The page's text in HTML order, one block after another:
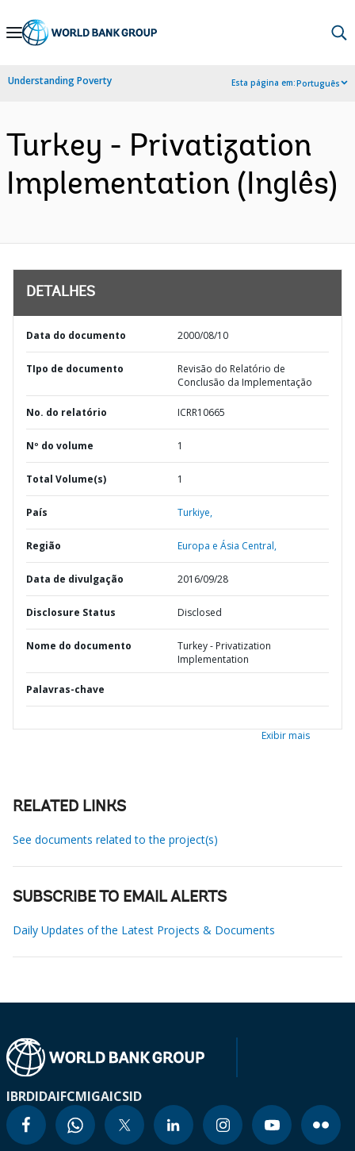
Skip
Navigation
Understanding Poverty Esta página em:Português
Turkey - Privatization
Implementation (Inglês)
DETALHES
Data do documento 2000/08/10
TIpo de documento
Revisão do Relatório de
Conclusão da Implementação
No. do relatório ICRR10665
Nº do volume 1
Total Volume(s) 1
País Turkiye,
Região Europa e Ásia Central,
Data de divulgação 2016/09/28
Disclosure Status Disclosed
Nome do documento
Turkey - Privatization
Implementation
Palavras-chave
Exibir mais
RELATED LINKS
See documents related to the project(s)
SUBSCRIBE TO EMAIL ALERTS
Daily Updates of the Latest Projects & Documents
IBRDIDAIFCMIGAICSID